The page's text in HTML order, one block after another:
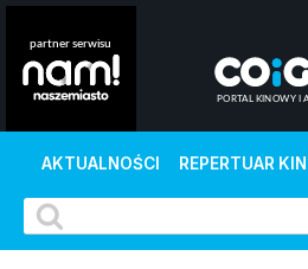
AKTUALNOŚCI REPERTUAR KIN